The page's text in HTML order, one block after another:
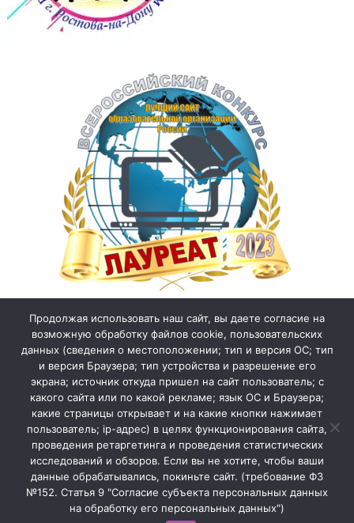
Продолжая использовать наш сайт, вы даете согласие на
возможную обработку файлов cookie, пользовательских
данных (сведения о местоположении; тип и версия ОС; тип
и версия Браузера; тип устройства и разрешение его
экрана; источник откуда пришел на сайт пользователь; с
какого сайта или по какой рекламе; язык ОС и Браузера;
какие страницы открывает и на какие кнопки нажимает
пользователь; ip-адрес) в целях функционирования сайта,
проведения ретаргетинга и проведения статистических
исследований и обзоров. Если вы не хотите, чтобы ваши
данные обрабатывались, покиньте сайт. (требование ФЗ
№152. Статья 9 "Согласие субъекта персональных данных
на обработку его персональных данных")